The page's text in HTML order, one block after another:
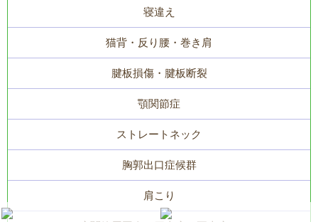
寝違え
猫背・反り腰・巻き肩
腱板損傷・腱板断裂
顎関節症
ストレートネック
胸郭出口症候群
肩こり